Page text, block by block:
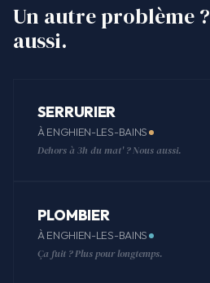
Un autre problème ?
aussi.
SERRURIER
À ENGHIEN-LES-BAINS
Dehors à 3h du mat' ? Nous aussi.
PLOMBIER
À ENGHIEN-LES-BAINS
Ça fuit ? Plus pour longtemps.